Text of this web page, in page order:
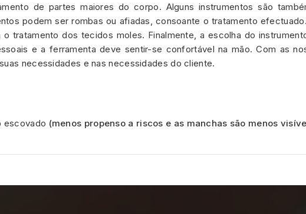
de partes maiores do corpo. Alguns instrumentos são
podem ser rombas ou afiadas, consoante o tratamento
tratamento dos tecidos moles. Finalmente, a escolha do
e a ferramenta deve sentir-se confortável na mão. Com as
necessidades e nas necessidades do cliente.
escovado (menos propenso a riscos e as manchas são menos